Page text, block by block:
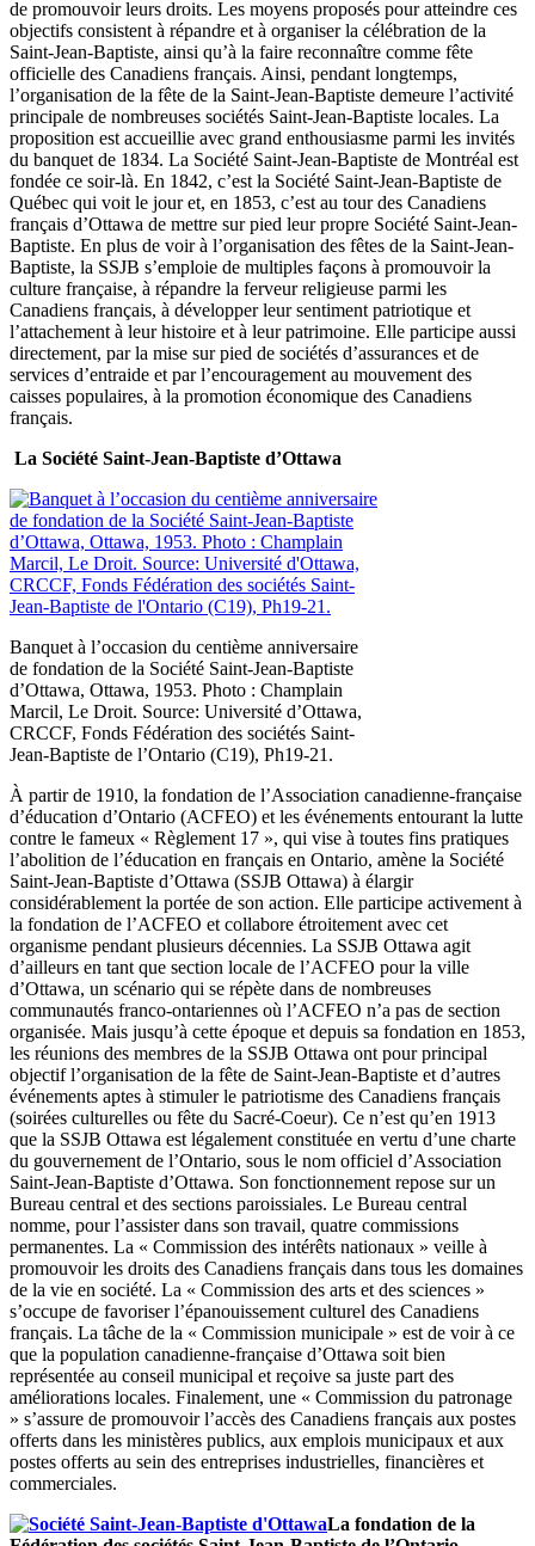
de promouvoir leurs droits. Les moyens proposés pour atteindre ces
objectifs consistent à répandre et à organiser la célébration de la
Saint-Jean-Baptiste, ainsi qu’à la faire reconnaître comme fête
officielle des Canadiens français. Ainsi, pendant longtemps,
l’organisation de la fête de la Saint-Jean-Baptiste demeure l’activité
principale de nombreuses sociétés Saint-Jean-Baptiste locales. La
proposition est accueillie avec grand enthousiasme parmi les invités
du banquet de 1834. La Société Saint-Jean-Baptiste de Montréal est
fondée ce soir-là. En 1842, c’est la Société Saint-Jean-Baptiste de
Québec qui voit le jour et, en 1853, c’est au tour des Canadiens
français d’Ottawa de mettre sur pied leur propre Société Saint-Jean-
Baptiste. En plus de voir à l’organisation des fêtes de la Saint-Jean-
Baptiste, la SSJB s’emploie de multiples façons à promouvoir la
culture française, à répandre la ferveur religieuse parmi les
Canadiens français, à développer leur sentiment patriotique et
l’attachement à leur histoire et à leur patrimoine. Elle participe aussi
directement, par la mise sur pied de sociétés d’assurances et de
services d’entraide et par l’encouragement au mouvement des
caisses populaires, à la promotion économique des Canadiens
français.
La Société Saint-Jean-Baptiste d’Ottawa
Banquet à l’occasion du centième anniversaire
de fondation de la Société Saint-Jean-Baptiste
d’Ottawa, Ottawa, 1953. Photo : Champlain
Marcil, Le Droit. Source: Université d’Ottawa,
CRCCF, Fonds Fédération des sociétés Saint-
Jean-Baptiste de l’Ontario (C19), Ph19-21.
À partir de 1910, la fondation de l’Association canadienne-française
d’éducation d’Ontario (ACFEO) et les événements entourant la lutte
contre le fameux « Règlement 17 », qui vise à toutes fins pratiques
l’abolition de l’éducation en français en Ontario, amène la Société
Saint-Jean-Baptiste d’Ottawa (SSJB Ottawa) à élargir
considérablement la portée de son action. Elle participe activement à
la fondation de l’ACFEO et collabore étroitement avec cet
organisme pendant plusieurs décennies. La SSJB Ottawa agit
d’ailleurs en tant que section locale de l’ACFEO pour la ville
d’Ottawa, un scénario qui se répète dans de nombreuses
communautés franco-ontariennes où l’ACFEO n’a pas de section
organisée. Mais jusqu’à cette époque et depuis sa fondation en 1853,
les réunions des membres de la SSJB Ottawa ont pour principal
objectif l’organisation de la fête de Saint-Jean-Baptiste et d’autres
événements aptes à stimuler le patriotisme des Canadiens français
(soirées culturelles ou fête du Sacré-Coeur). Ce n’est qu’en 1913
que la SSJB Ottawa est légalement constituée en vertu d’une charte
du gouvernement de l’Ontario, sous le nom officiel d’Association
Saint-Jean-Baptiste d’Ottawa. Son fonctionnement repose sur un
Bureau central et des sections paroissiales. Le Bureau central
nomme, pour l’assister dans son travail, quatre commissions
permanentes. La « Commission des intérêts nationaux » veille à
promouvoir les droits des Canadiens français dans tous les domaines
de la vie en société. La « Commission des arts et des sciences »
s’occupe de favoriser l’épanouissement culturel des Canadiens
français. La tâche de la « Commission municipale » est de voir à ce
que la population canadienne-française d’Ottawa soit bien
représentée au conseil municipal et reçoive sa juste part des
améliorations locales. Finalement, une « Commission du patronage
» s’assure de promouvoir l’accès des Canadiens français aux postes
offerts dans les ministères publics, aux emplois municipaux et aux
postes offerts au sein des entreprises industrielles, financières et
commerciales.
La fondation de la